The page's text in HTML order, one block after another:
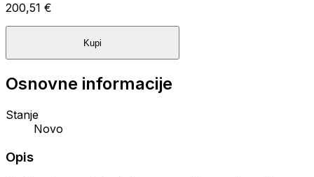
200,51 €
Kupi
Osnovne informacije
Stanje
Novo
Opis